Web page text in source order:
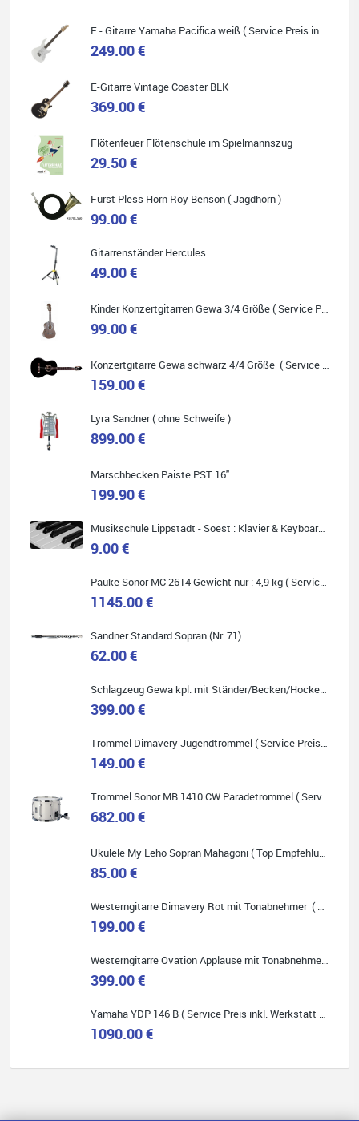
Quelle: Google-Rezension
Helene Balluff
Das Musikhaus Stöppel ist super!
Ich habe eine Westerngitarre gekauft.
Die Qualität und das Preis-Leistungsverhältnis sind erstaunlich.
ich empfehle es jedem der sich ein Musikinstrument zulegen
möchte.
Carsten Spiegel
Ich war auf der Suche nach einem neuen Keyboard und bin
wurde alles zusammengestellt, so dass ich alles nur noch
abholen musste. Top!
Quelle: Google-Rezension
Ich bin super zufrieden mit meiner neuen Ukulele! Einfach am
worden. Ich würde den Besuch im Musikgeschäft Stöppel jedem
Quelle: Google-Rezension
Klein...aber fein!
E - Gitarre Yamaha Pacifica weiß ( Service Preis inkl. Werkstatt Service )
249.00 €
E-Gitarre Vintage Coaster BLK
369.00 €
Flötenfeuer Flötenschule im Spielmannszug
29.50 €
Fürst Pless Horn Roy Benson ( Jagdhorn )
99.00 €
Gitarrenständer Hercules
49.00 €
Kinder Konzertgitarren Gewa 3/4 Größe ( Service Preis inkl. Werkstatt Service )
99.00 €
Konzertgitarre Gewa schwarz 4/4 Größe ( Service Preis inkl. Werkstatt Service )
159.00 €
Lyra Sandner ( ohne Schweife )
899.00 €
Marschbecken Paiste PST 16"
199.90 €
Musikschule Lippstadt - Soest : Klavier & Keyboardunterricht
9.00 €
Pauke Sonor MC 2614 Gewicht nur : 4,9 kg ( Service Preis inkl. Werkstatt Service )
1145.00 €
Sandner Standard Sopran (Nr. 71)
62.00 €
Schlagzeug Gewa kpl. mit Ständer/Becken/Hocker DER RENNER ! (Service Preis inkl. Werkstatt Service)
399.00 €
Trommel Dimavery Jugendtrommel ( Service Preis inkl. Werkstatt Service )
149.00 €
Trommel Sonor MB 1410 CW Paradetrommel ( Service Preis inkl. Werkstatt Service )
682.00 €
Ukulele My Leho Sopran Mahagoni ( Top Empfehlung ! )
85.00 €
Westerngitarre Dimavery Rot mit Tonabnehmer ( Service Preis inkl. Werkstatt Service )
199.00 €
Westerngitarre Ovation Applause mit Tonabnehmer ( Service Preis inkl. Werkstatt Service )
399.00 €
Yamaha YDP 146 B ( Service Preis inkl. Werkstatt Service )
1090.00 €